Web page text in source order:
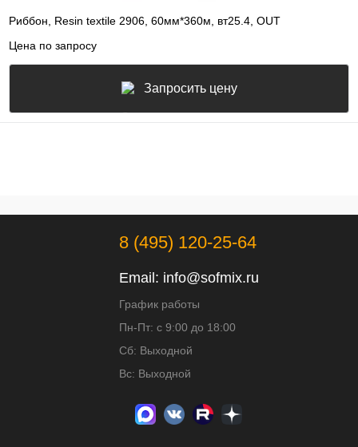
Риббон, Resin textile 2906, 60мм*360м, вт25.4, OUT
Цена по запросу
Запросить цену
8 (495) 120-25-64
Email: info@sofmix.ru
График работы
Пн-Пт: с 9:00 до 18:00
Сб: Выходной
Вс: Выходной